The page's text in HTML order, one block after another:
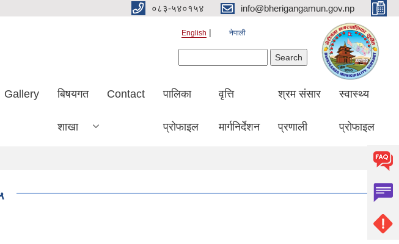
०८३-५४०१५४ info@bherigangamun.gov.np
English नेपाली
Gallery बिषयगत
शाखा
Contact पालिका
प्रोफाइल
वृत्ति
मार्गनिर्देशन
श्रम संसार
प्रणाली
स्वास्थ्य
प्रोफाइल